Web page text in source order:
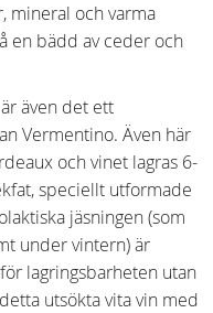
mineral och varma
en bädd av ceder och
även det ett
Vermentino. Även här
och vinet lagras 6-
speciellt utformade
jäsningen (som
under vintern) är
lagringsbarheten utan
utsökta vita vin med